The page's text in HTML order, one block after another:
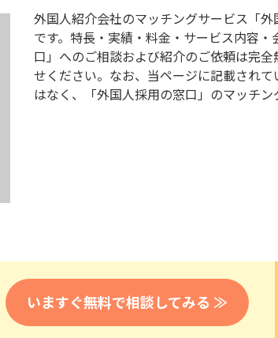
高度専門職
留学
インターンシップ
特定活動
介護
運送・ドラ
自動車整
宿泊
外食
農業
通訳・翻訳
IT
営業
貿易
在留資格・ビザ
教育・研修
用市場
調査・プレスリリース
お役立ち資料
外国人紹介会社のマッチングサービス「
です。特長・実績・料金・サービス内容
口」へのご相談および紹介のご依頼は完
せください。なお、当ページに記載され
はなく、「外国人採用の窓口」のマッチ
いますぐ無料で相談してみる ≫